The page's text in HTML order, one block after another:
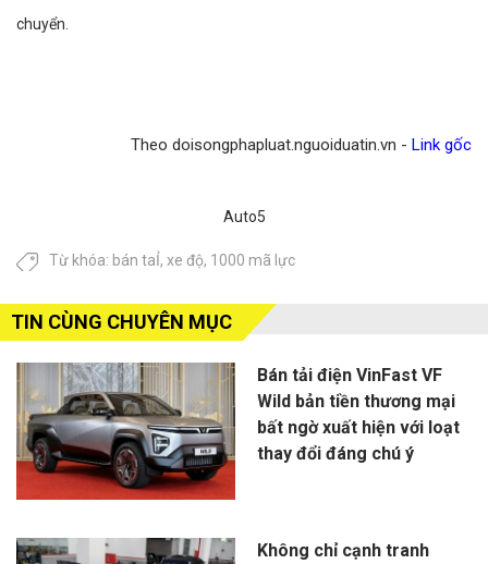
chuyển.
Theo doisongphapluat.nguoiduatin.vn - Link gốc
Auto5
Từ khóa: bán taỈ, xe độ, 1000 mã lực
TIN CÙNG CHUYÊN MỤC
Bán tải điện VinFast VF
Wild bản tiền thương mại
bất ngờ xuất hiện với loạt
thay đổi đáng chú ý
Không chỉ cạnh tranh